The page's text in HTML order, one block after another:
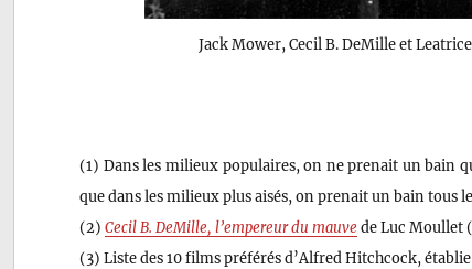
Jack Mower, Cecil B. DeMille et
(1) Dans les milieux populaires, on ne prenait un bain
que dans les milieux plus aisés, on prenait un bain tous
(2)Cecil B. DeMille, l’empereur du mauve de Luc Moullet
(3) Liste des 10 films préférés d’Alfred Hitchcock, établie